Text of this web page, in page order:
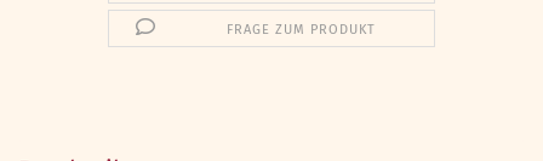
FRAGE ZUM PRODUKT